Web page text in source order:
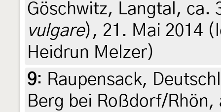
Göschwitz, Langtal, ca.
vulgare), 21. Mai 2014
Heidrun Melzer)
9: Raupensack,
Berg bei Roßdorf/Rhön,